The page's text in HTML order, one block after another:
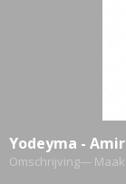
Yodeyma -
Omschrijving—